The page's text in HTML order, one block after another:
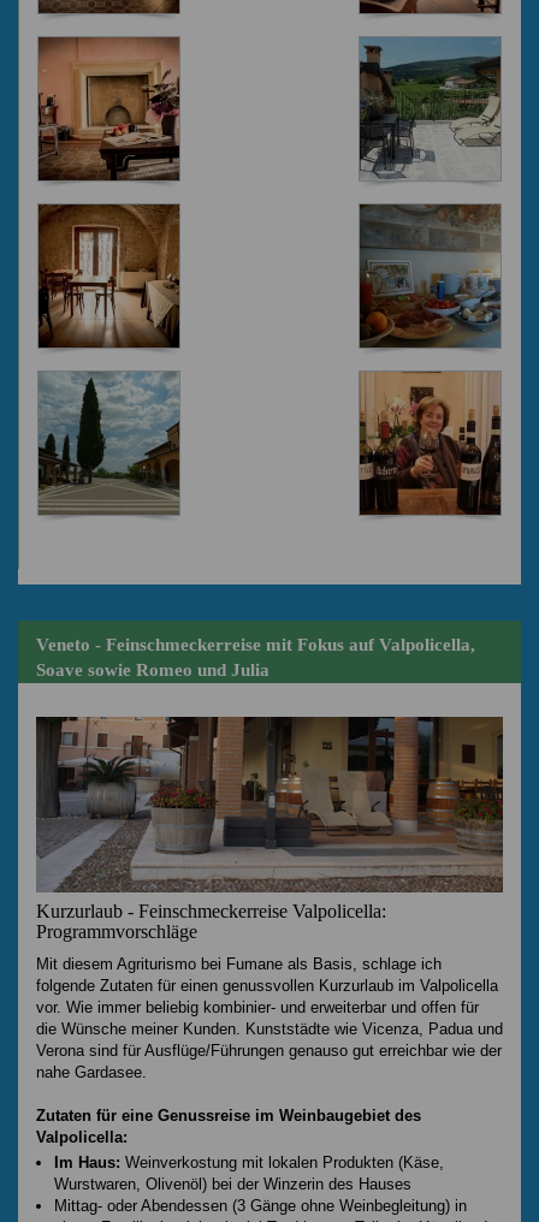
Veneto - Feinschmeckerreise mit Fokus auf Valpolicella,
Soave sowie Romeo und Julia
Kurzurlaub - Feinschmeckerreise Valpolicella:
Programmvorschläge
Mit diesem Agriturismo bei Fumane als Basis, schlage ich
folgende Zutaten für einen genussvollen Kurzurlaub im Valpolicella
vor. Wie immer beliebig kombinier- und erweiterbar und offen für
die Wünsche meiner Kunden. Kunststädte wie Vicenza, Padua und
Verona sind für Ausflüge/Führungen genauso gut erreichbar wie der
nahe Gardasee.
Zutaten für eine Genussreise im Weinbaugebiet des
Valpolicella:
Im Haus: Weinverkostung mit lokalen Produkten (Käse,
Wurstwaren, Olivenöl) bei der Winzerin des Hauses
Mittag- oder Abendessen (3 Gänge ohne Weinbegleitung) in